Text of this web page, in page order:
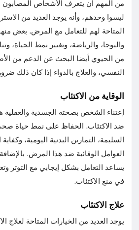
من المهم أن يتعرف الأشخاص المصابون
ليسوا وحدهم، وأنه يوجد العديد من
المتاحة لهم للتعامل مع المرض. بعض
واليوجا، والرياضة، وتغيير نمط الحياة،
من الحيوي أيضا البحث عن الدعم من
النفسي، والعلاج بالدواء إذا كان ذلك
الوقاية من الاكتئاب
إعتناء الشخص بصحته الجسدية والعقلية
ضد الاكتئاب. الحفاظ على نمط حياة
السليمة، التمارين البدنية اليومية،
العوامل الوقائية ضد هذا المرض.
يساعد التعامل بشكل إيجابي مع التوتر
في منع الاكتئاب.
علاج الاكتئاب
يوجد العديد من الخيارات المتاحة لعلاج